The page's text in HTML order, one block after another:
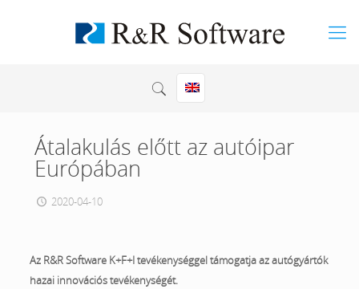
Átalakulás előtt az autóipar
Európában
2020-04-10
Az R&R Software K+F+I tevékenységgel támogatja az autógyártók
hazai innovációs tevékenységét.